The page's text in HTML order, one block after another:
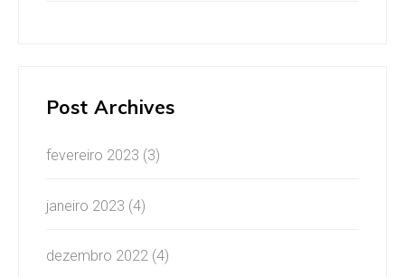
Post Archives
fevereiro 2023 (3)
janeiro 2023 (4)
dezembro 2022 (4)